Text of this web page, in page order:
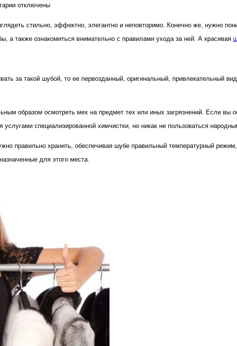
котключены
стильно, эффектно, элегантно и неповторимо. Конечно же, нужно
а также ознакомиться внимательно с правилами ухода за ней. А красивая
за такой шубой, то ее первозданный, оригинальный, привлекательный
образом осмотреть мех на предмет тех или иных загрязнений. Если вы
специализированной химчистки, но никак не пользоваться
правильно хранить, обеспечивая шубе правильный температурный
для этого места.